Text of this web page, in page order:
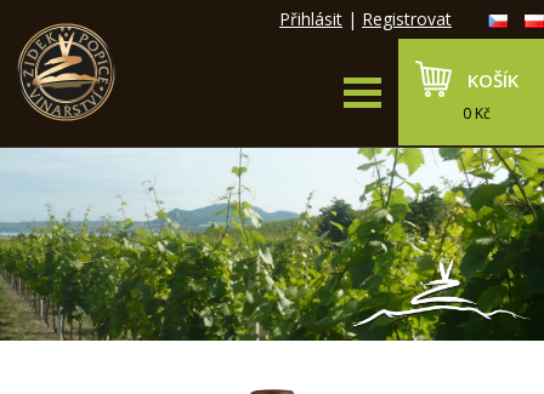
Přihlásit | Registrovat
KOŠÍK
0 Kč